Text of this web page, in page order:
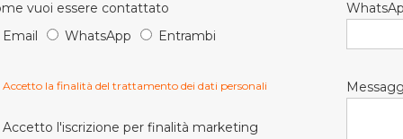
vuoi essere contattato
Email
WhatsApp Entrambi
Accetto la finalità del trattamento dei dati personali
Accetto l'iscrizione per finalità marketing